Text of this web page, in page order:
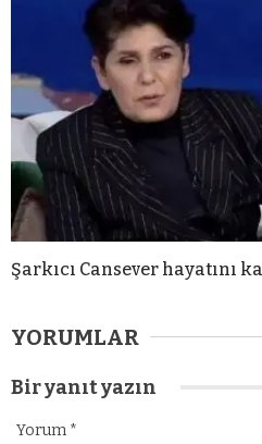
Şarkıcı Cansever hayatını
YORUMLAR
Bir yanıt yazın
Yorum *